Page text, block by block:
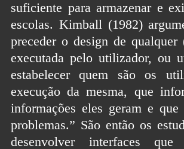
suficiente para armazenar e
escolas. Kimball (1982)
preceder o design de
executada pelo utilizador, ou
estabelecer quem são os
execução da mesma, que
informações eles geram e
problemas.” São então os
desenvolver interfaces